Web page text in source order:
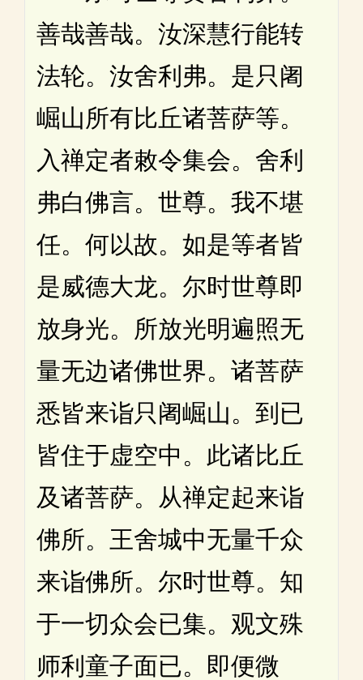
善哉善哉。汝深慧行能转
法轮。汝舍利弗。是只阇
崛山所有比丘诸菩萨等。
入禅定者敕令集会。舍利
弗白佛言。世尊。我不堪
任。何以故。如是等者皆
是威德大龙。尔时世尊即
放身光。所放光明遍照无
量无边诸佛世界。诸菩萨
悉皆来诣只阇崛山。到已
皆住于虚空中。此诸比丘
及诸菩萨。从禅定起来诣
佛所。王舍城中无量千众
来诣佛所。尔时世尊。知
于一切众会已集。观文殊
师利童子面已。即便微